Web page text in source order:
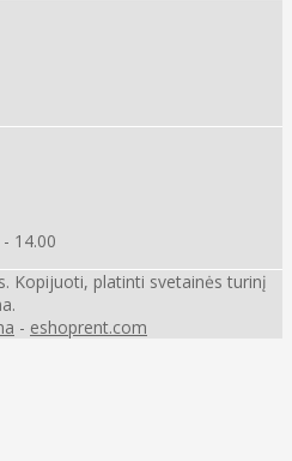
14.00
Kopijuoti, platinti svetainės turinį
- eshoprent.com